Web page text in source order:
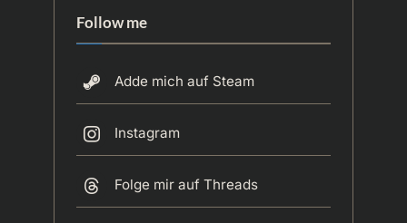
Follow me
Adde mich auf Steam
Instagram
Folge mir auf Threads